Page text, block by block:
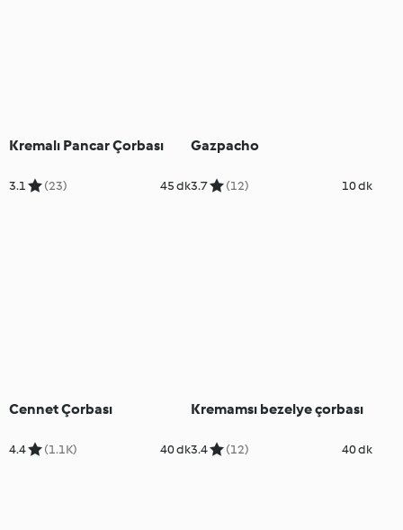
Kremalı Pancar Çorbası
3.1 (23) 45 dk
Gazpacho
3.7 (12) 10 dk
Cennet Çorbası
4.4 (1.1K) 40 dk
Kremamsı bezelye çorbası
3.4 (12) 40 dk